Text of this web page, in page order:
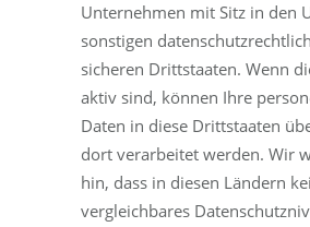
Unternehmen mit Sitz in den
sonstigen
sicheren Drittstaaten. Wenn
aktiv sind, können Ihre
Daten in diese Drittstaaten
dort verarbeitet werden. Wir
hin, dass in diesen Ländern
vergleichbares